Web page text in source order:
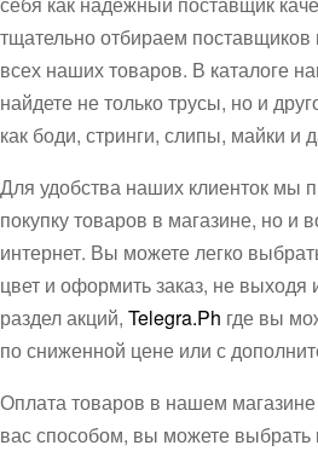
тщательно отбираем поставщиков
всех наших товаров. В каталоге
найдете не только трусы, но и
как боди, стринги, слипы, майки и
Для удобства наших клиенток мы
покупку товаров в магазине, но и
интернет. Вы можете легко
цвет и оформить заказ, не выходя
раздел акций, Telegra.Ph где вы
по сниженной цене или с
Оплата товаров в нашем
вас способом, вы можете выбрать